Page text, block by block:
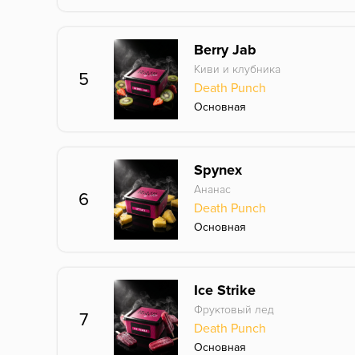
5
Berry Jab
Киви и клубника
Death Punch
Основная
6
Spynex
Ананас
Death Punch
Основная
7
Ice Strike
Фруктовый лед
Death Punch
Основная